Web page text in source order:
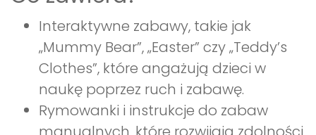
Interaktywne zabawy, takie jak
„Mummy Bear”, „Easter” czy „Teddy’s
Clothes”, które angażują dzieci w
naukę poprzez ruch i zabawę.
Rymowanki i instrukcje do zabaw